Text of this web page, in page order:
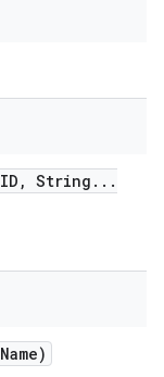
ID , String . . .
Name)